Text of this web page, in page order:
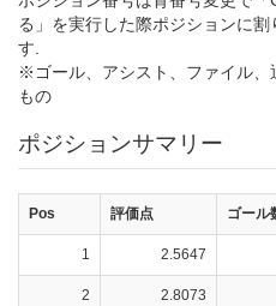
る」を実行した際ポジションに
す.
※ゴール、アシスト、ファイル
もの
ポジションサマリー
Pos 評価点 ゴール
1 2.5647
2 2.8073